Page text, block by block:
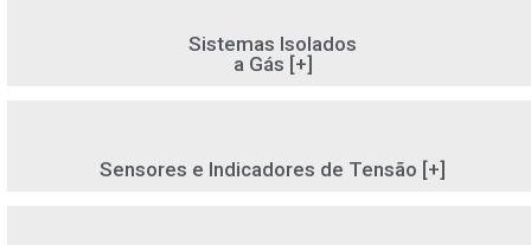
Sistemas Isolados
a Gás [+]
Sensores e Indicadores de Tensão [+]